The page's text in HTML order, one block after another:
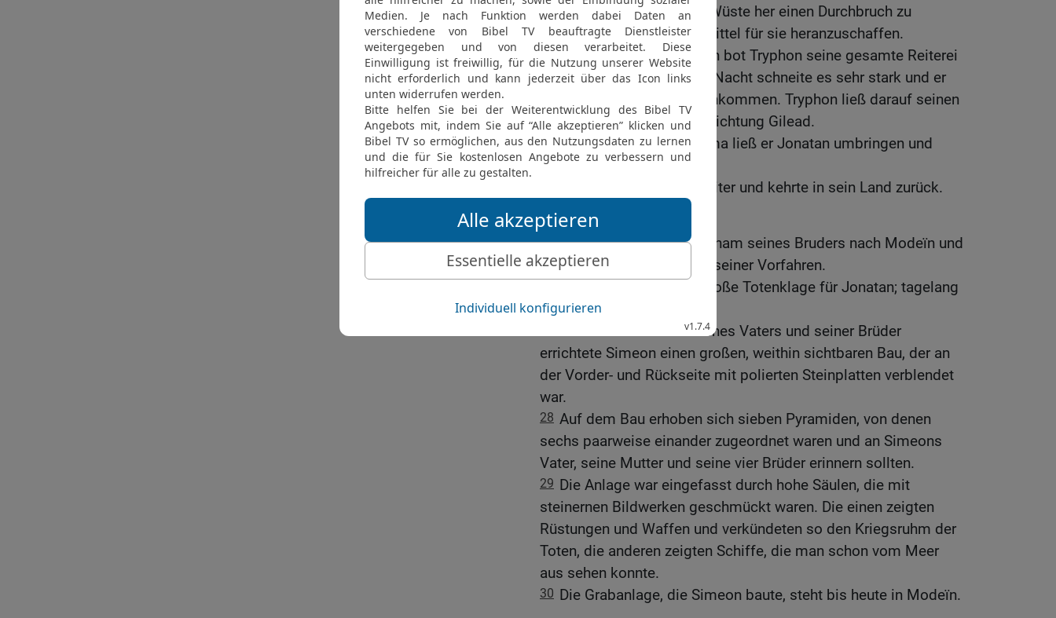
forderten ihn auf, von der Wüste her einen Durchbruch zu
versuchen und Nahrungsmittel für sie heranzuschaffen.
22 Für dieses Unternehmen bot Tryphon seine gesamte Reiterei
auf. Aber gerade in dieser Nacht schneite es sehr stark und er
konnte deshalb nicht durchkommen. Tryphon ließ darauf seinen
Plan fallen und zog ab in Richtung Gilead.
23 In der Nähe von Baskama ließ er Jonatan umbringen und
bestatten.
Dann marschierte er weiter und kehrte in sein Land zurück.
Die Grabanlage in Modeïn
25 Simeon holte den Leichnam seines Bruders nach Modeïn und
bestattete ihn in der Stadt seiner Vorfahren.
Ganz Israel hielt eine große Totenklage für Jonatan; tagelang
beweinte ihn das Volk.
Über der Grabstätte seines Vaters und seiner Brüder
errichtete Simeon einen großen, weithin sichtbaren Bau, der an
der Vorder- und Rückseite mit polierten Steinplatten verblendet
war.
28 Auf dem Bau erhoben sich sieben Pyramiden, von denen
sechs paarweise einander zugeordnet waren und an Simeons
Vater, seine Mutter und seine vier Brüder erinnern sollten.
29 Die Anlage war eingefasst durch hohe Säulen, die mit
steinernen Bildwerken geschmückt waren. Die einen zeigten
Rüstungen und Waffen und verkündeten so den Kriegsruhm der
Toten, die anderen zeigten Schiffe, die man schon vom Meer
aus sehen konnte.
30 Die Grabanlage, die Simeon baute, steht bis heute in Modeïn.